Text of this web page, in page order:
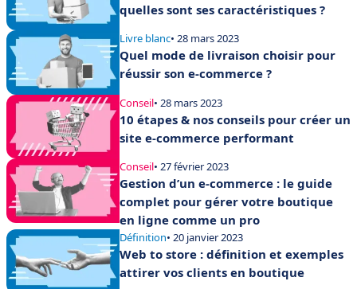
quelles sont ses caractéristiques ?
Livre blanc• 28 mars 2023
Quel mode de livraison choisir pour
réussir son e-commerce ?
Conseil• 28 mars 2023
10 étapes & nos conseils pour créer un
site e-commerce performant
Conseil• 27 février 2023
Gestion d’un e-commerce : le guide
complet pour gérer votre boutique
en ligne comme un pro
Définition• 20 janvier 2023
Web to store : définition et exemples
attirer vos clients en boutique